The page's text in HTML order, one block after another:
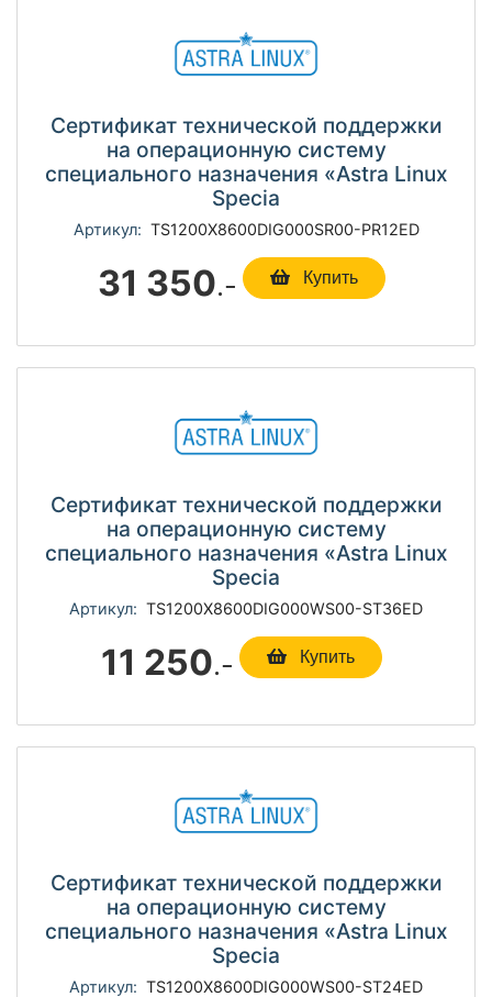
Сертификат технической поддержки
на операционную систему
специального назначения «Astra Linux
Specia
Артикул: TS1200Х8600DIG000SR00-PR12ED
31 350.- Купить
Сертификат технической поддержки
на операционную систему
специального назначения «Astra Linux
Specia
Артикул: TS1200Х8600DIG000WS00-ST36ED
11 250.- Купить
Сертификат технической поддержки
на операционную систему
специального назначения «Astra Linux
Specia
Артикул: TS1200Х8600DIG000WS00-ST24ED